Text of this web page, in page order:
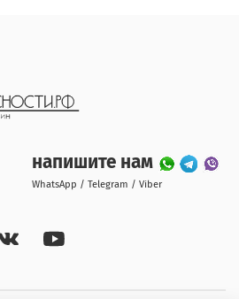
напишите нам
WhatsApp / Telegram / Viber